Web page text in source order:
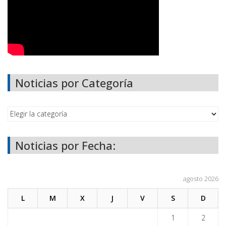
Noticias por Categoría
Noticias por Fecha:
agosto 2026
L M X J V S D
1 2